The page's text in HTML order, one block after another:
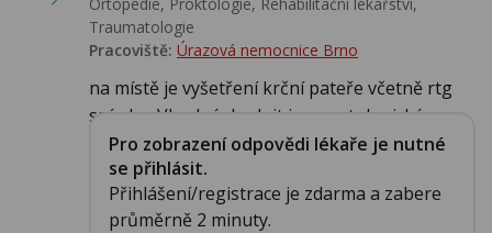
Traumatologie
Pracoviště: Úrazová nemocnice Brno
na místě je vyšetření krční pateře včetně rtg
snímku. Vhodné doplnit i revmatologické ...
Pro zobrazení odpovědi lékaře je nutné
se přihlásit.
Přihlášení/registrace je zdarma a zabere
průměrně 2 minuty.